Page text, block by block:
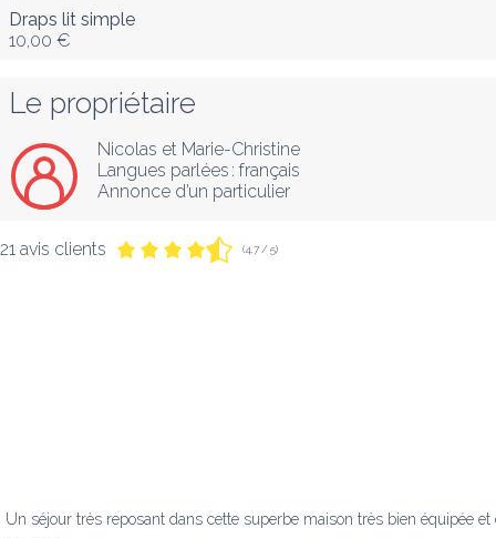
Draps lit simple
10,00 €
Le propriétaire
Nicolas et Marie-Christine
Langues parlées : français
Annonce d’un particulier
21 avis clients (4,7 / 5)
Un séjour très reposant dans cette superbe maison très bien équipée